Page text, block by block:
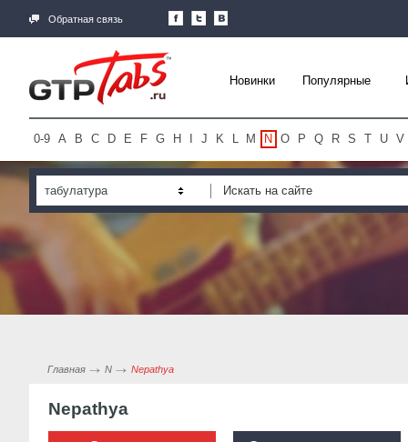
Обратная связь
Новинки Популярные
0-9 A B C D E F G H J K L M N O P Q R S T U V
табулатура
Главная N Nepathya
Nepathya